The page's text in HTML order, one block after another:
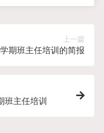
上一篇
期班主任培训的简报
班主任培训